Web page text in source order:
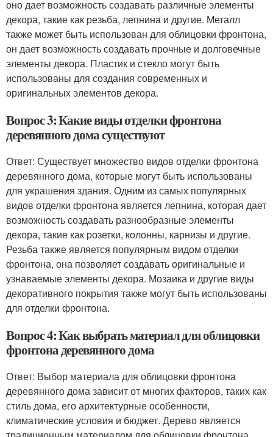
оно дает возможность создавать различные элементы
декора, такие как резьба, лепнина и другие. Металл
также может быть использован для облицовки фронтона,
он дает возможность создавать прочные и долговечные
элементы декора. Пластик и стекло могут быть
использованы для создания современных и
оригинальных элементов декора.
Вопрос 3: Какие виды отделки фронтона
деревянного дома существуют
Ответ: Существует множество видов отделки фронтона
деревянного дома, которые могут быть использованы
для украшения здания. Одним из самых популярных
видов отделки фронтона является лепнина, которая дает
возможность создавать разнообразные элементы
декора, такие как розетки, колонны, карнизы и другие.
Резьба также является популярным видом отделки
фронтона, она позволяет создавать оригинальные и
узнаваемые элементы декора. Мозаика и другие виды
декоративного покрытия также могут быть использованы
для отделки фронтона.
Вопрос 4: Как выбрать материал для облицовки
фронтона деревянного дома
Ответ: Выбор материала для облицовки фронтона
деревянного дома зависит от многих факторов, таких как
стиль дома, его архитектурные особенности,
климатические условия и бюджет. Дерево является